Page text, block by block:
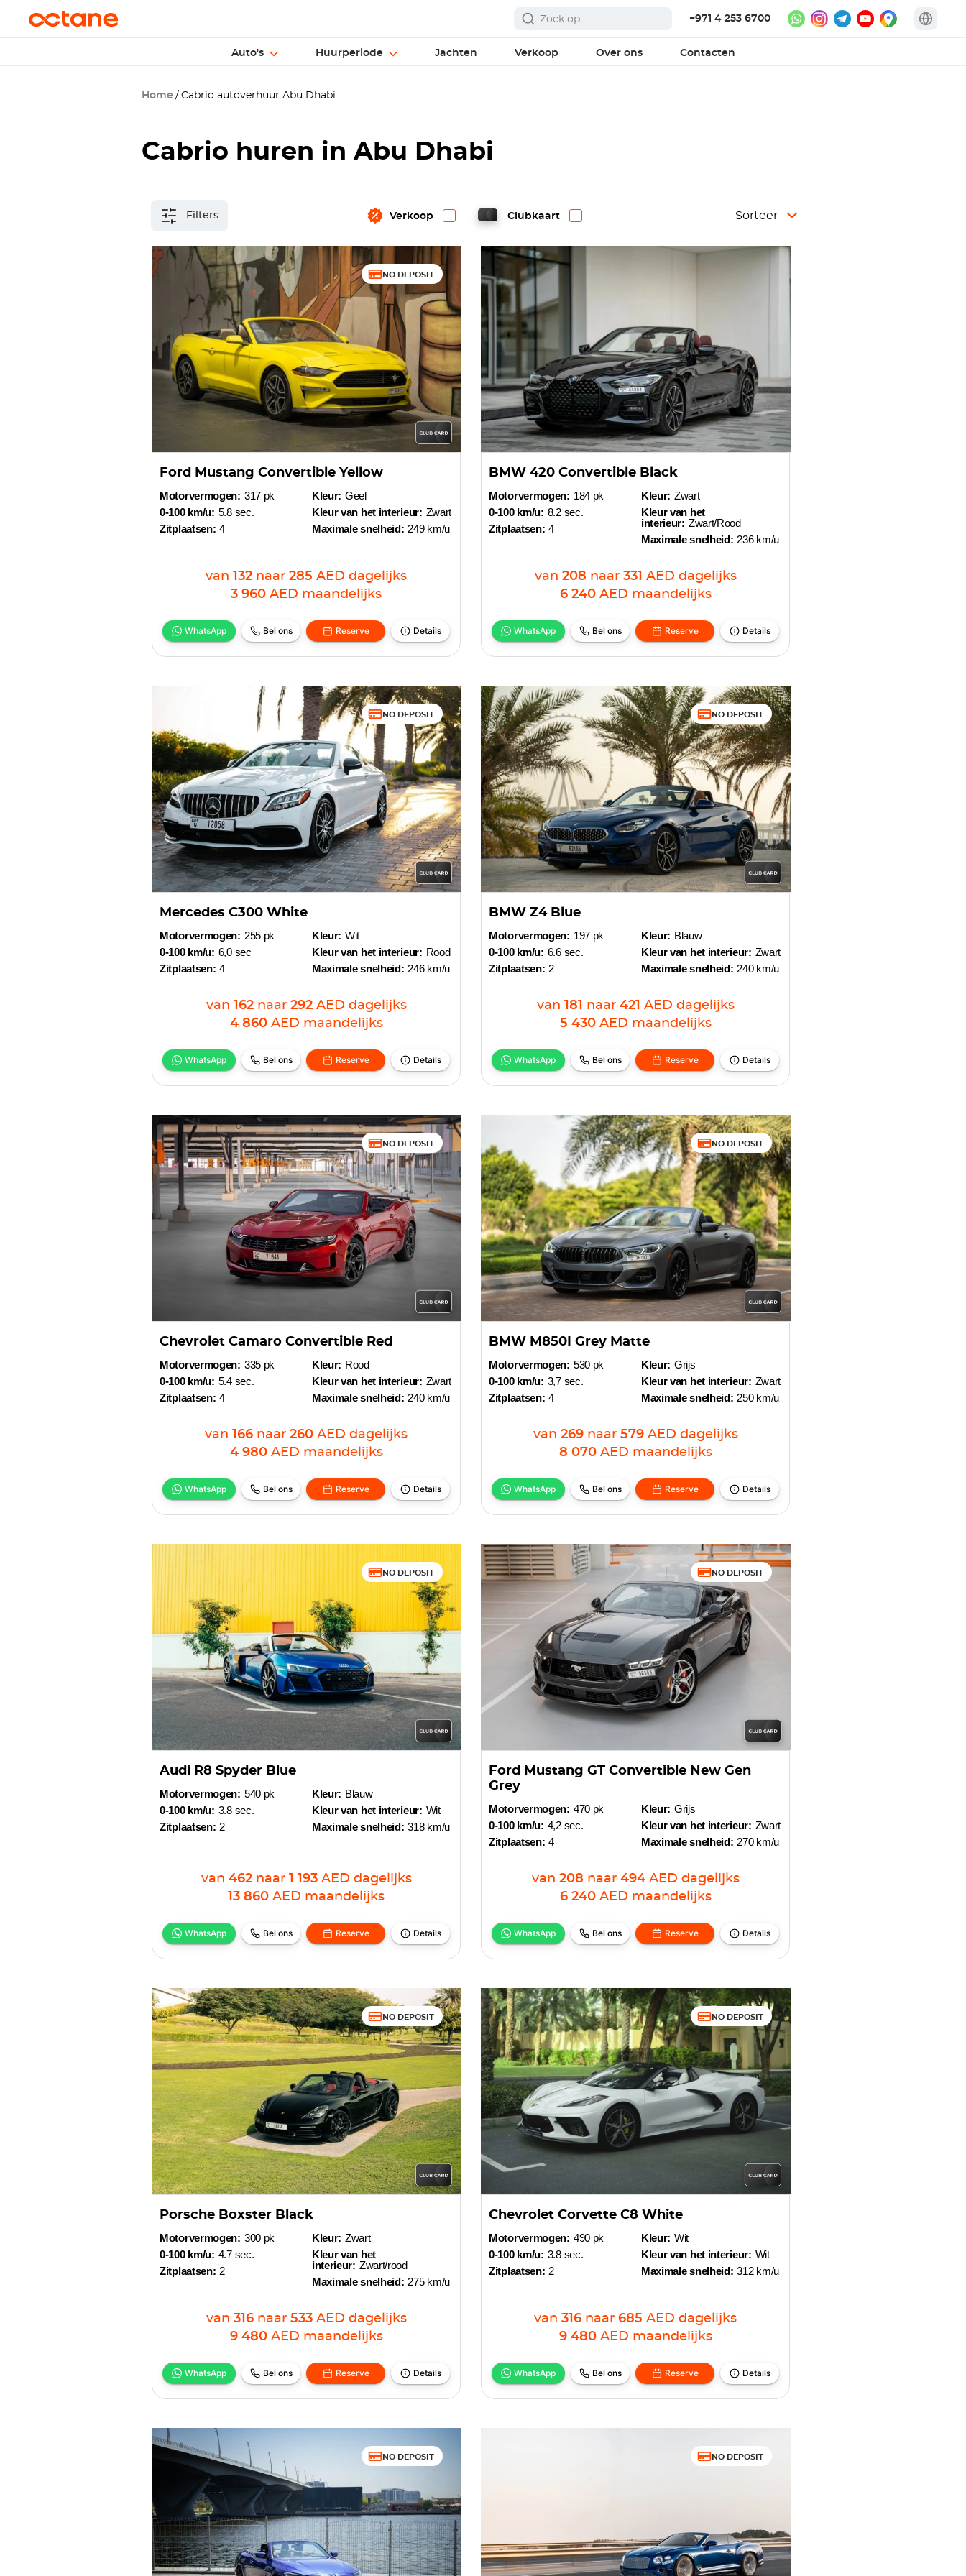
+971 4 253 6700
Auto's Huurperiode Jachten Verkoop Over ons Contacten
Home Cabrio autoverhuur Abu Dhabi
Cabrio huren in Abu Dhabi
Filters Verkoop Clubkaart Sorteer
NO DEPOSIT
Ford Mustang Convertible Yellow
Motorvermogen: 317 pk
0-100 km/u: 5.8 sec.
Zitplaatsen: 4
Kleur: Geel
Kleur van het interieur: Zwart
Maximale snelheid: 249 km/u
van 132 naar 285 AED dagelijks
3 960 AED maandelijks
WhatsApp Bel ons Reserve Details
BMW 420 Convertible Black
Motorvermogen: 184 pk
0-100 km/u: 8.2 sec.
Zitplaatsen: 4
Kleur: Zwart
Kleur van het
interieur: Zwart/Rood
Maximale snelheid: 236 km/u
van 208 naar 331 AED dagelijks
6 240 AED maandelijks
WhatsApp Bel ons Reserve Details
NO DEPOSIT
Mercedes C300 White
Motorvermogen: 255 pk
0-100 km/u: 6,0 sec
Zitplaatsen: 4
Kleur: Wit
Kleur van het interieur: Rood
Maximale snelheid: 246 km/u
van 162 naar 292 AED dagelijks
4 860 AED maandelijks
WhatsApp Bel ons Reserve Details
NO DEPOSIT
BMW Z4 Blue
Motorvermogen: 197 pk
0-100 km/u: 6.6 sec.
Zitplaatsen: 2
Kleur: Blauw
Kleur van het interieur: Zwart
Maximale snelheid: 240 km/u
van 181 naar 421 AED dagelijks
5 430 AED maandelijks
WhatsApp Bel ons Reserve Details
NO DEPOSIT
Chevrolet Camaro Convertible Red
Motorvermogen: 335 pk
0-100 km/u: 5.4 sec.
Zitplaatsen: 4
Kleur: Rood
Kleur van het interieur: Zwart
Maximale snelheid: 240 km/u
van 166 naar 260 AED dagelijks
4 980 AED maandelijks
WhatsApp Bel ons Reserve Details
NO DEPOSIT
BMW M850I Grey Matte
Motorvermogen: 530 pk
0-100 km/u: 3,7 sec.
Zitplaatsen: 4
Kleur: Grijs
Kleur van het interieur: Zwart
Maximale snelheid: 250 km/u
van 269 naar 579 AED dagelijks
8 070 AED maandelijks
WhatsApp Bel ons Reserve Details
NO DEPOSIT
Audi R8 Spyder Blue
Motorvermogen: 540 pk
0-100 km/u: 3.8 sec.
Zitplaatsen: 2
Kleur: Blauw
Kleur van het interieur: Wit
Maximale snelheid: 318 km/u
van 462 naar 1 193 AED dagelijks
13 860 AED maandelijks
WhatsApp Bel ons Reserve Details
NO DEPOSIT
Ford Mustang GT Convertible New Gen
Grey
Motorvermogen: 470 pk
0-100 km/u: 4,2 sec.
Zitplaatsen: 4
Kleur: Grijs
Kleur van het interieur: Zwart
Maximale snelheid: 270 km/u
van 208 naar 494 AED dagelijks
6 240 AED maandelijks
WhatsApp Bel ons Reserve Details
NO DEPOSIT
Porsche Boxster Black
Motorvermogen: 300 pk
0-100 km/u: 4.7 sec.
Zitplaatsen: 2
Kleur: Zwart
Kleur van het
interieur: Zwart/rood
Maximale snelheid: 275 km/u
van 316 naar 533 AED dagelijks
9 480 AED maandelijks
WhatsApp Bel ons Reserve Details
NO DEPOSIT
Chevrolet Corvette C8 White
Motorvermogen: 490 pk
0-100 km/u: 3.8 sec.
Zitplaatsen: 2
Kleur: Wit
Kleur van het interieur: Wit
Maximale snelheid: 312 km/u
van 316 naar 685 AED dagelijks
9 480 AED maandelijks
WhatsApp Bel ons Reserve Details
NO DEPOSIT NO DEPOSIT